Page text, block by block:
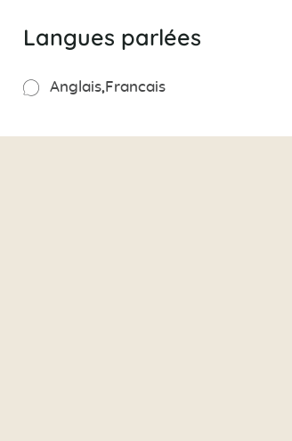
Langues parlées
Anglais Francais